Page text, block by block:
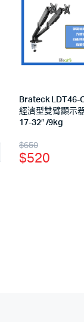
Brateck LDT46-
經濟型雙臂顯示
17-32″ /9kg
$650
$520